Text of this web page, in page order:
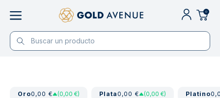
0
Oro0,00 € (0,00 €) Plata0,00 € (0,00 €) Platino